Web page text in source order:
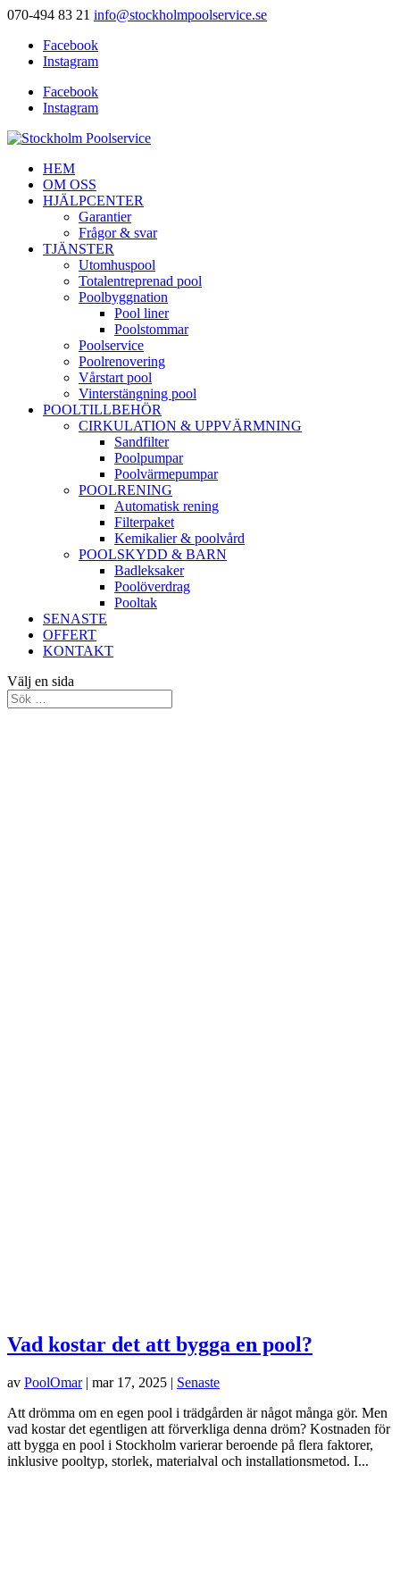
070-494 83 21 info@stockholmpoolservice.se
Facebook
Instagram
Facebook
Instagram
HEM
OM OSS
HJÄLPCENTER
Garantier
Frågor & svar
TJÄNSTER
Utomhuspool
Totalentreprenad pool
Poolbyggnation
Pool liner
Poolstommar
Poolservice
Poolrenovering
Vårstart pool
Vinterstängning pool
POOLTILLBEHÖR
CIRKULATION & UPPVÄRMNING
Sandfilter
Poolpumpar
Poolvärmepumpar
POOLRENING
Automatisk rening
Filterpaket
Kemikalier & poolvård
POOLSKYDD & BARN
Badleksaker
Poolöverdrag
Pooltak
SENASTE
OFFERT
KONTAKT
Välj en sida
Vad kostar det att bygga en pool?
av PoolOmar| mar 17, 2025 | Senaste
Att drömma om en egen pool i trädgården är något många gör. Men
vad kostar det egentligen att förverkliga denna dröm? Kostnaden för
att bygga en pool i Stockholm varierar beroende på flera faktorer,
inklusive pooltyp, storlek, materialval och installationsmetod. I...